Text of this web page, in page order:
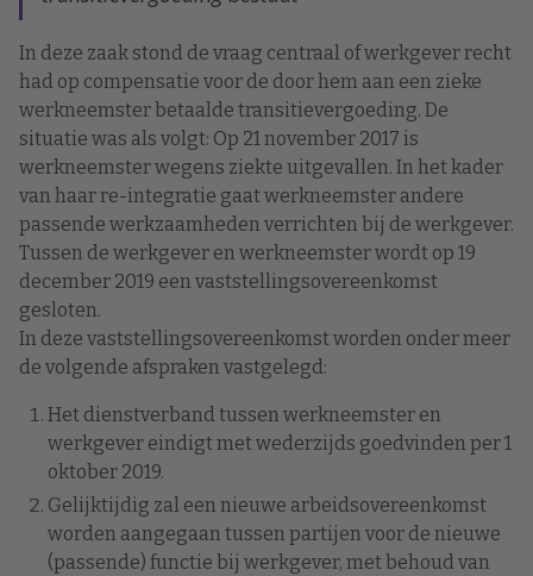
In deze zaak stond de vraag centraal of werkgever recht
had op compensatie voor de door hem aan een zieke
werkneemster betaalde transitievergoeding. De
situatie was als volgt: Op 21 november 2017 is
werkneemster wegens ziekte uitgevallen. In het kader
van haar re-integratie gaat werkneemster andere
passende werkzaamheden verrichten bij de werkgever.
Tussen de werkgever en werkneemster wordt op 19
december 2019 een vaststellingsovereenkomst
gesloten.
In deze vaststellingsovereenkomst worden onder meer
de volgende afspraken vastgelegd:
Het dienstverband tussen werkneemster en
werkgever eindigt met wederzijds goedvinden per 1
oktober 2019.
Gelijktijdig zal een nieuwe arbeidsovereenkomst
worden aangegaan tussen partijen voor de nieuwe
(passende) functie bij werkgever, met behoud van